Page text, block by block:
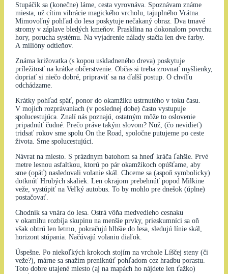
Stupáčik sa (konečne) láme, cesta vyrovnáva. Spoznávam známe
miesta, už cítim vibrácie magického vrcholu, tajuplného Vrátna.
Mimovoľný pohľad do lesa poskytuje nečakaný obraz. Dva tmavé
stromy v záplave bledých kmeňov. Prasklina na dokonalom povrchu
hory, porucha systému. Na vyjadrenie nálady stačia len dve farby.
A milióny odtieňov.
Známa križovatka (s kopou uskladneného dreva) poskytuje
príležitosť na krátke občerstvenie. Občas si treba zrovnať myšlienky,
dopriať si niečo dobré, pripraviť sa na ďalší postup. O chvíľu
odchádzame.
Krátky pohľad späť, ponor do okamžiku ustrnutého v toku času.
V mojich rozprávaniach (v poslednej dobe) často vystupuje
spolucestujúca. Znalí nás poznajú, ostatným môže to oslovenie
pripadnúť čudné. Prečo práve takým slovom? Nuž, (čo nevidieť)
tridsať rokov sme spolu On the Road, spoločne putujeme po ceste
života. Sme spolucestujúci.
Návrat na miesto. S prázdnym batohom sa hneď kráča ľahšie. Prvé
metre lesnou asfaltkou, ktorú po pár okamžikoch opúšťame, aby
sme (opäť) nasledovali volanie skál. Chceme sa (aspoň symbolicky)
dotknúť Hrubých skaliek. Len okrajom prebehnúť popod Milkine
veže, vystúpiť na Veľký autobus. To by mohlo pre dnešok (úplne)
postačovať.
Chodník sa vnára do lesa. Ostrá vôňa medvedieho cesnaku
v okamihu rozbíja skupinu na menšie prvky, prieskumníci sa oň
však obtrú len letmo, pokračujú hlbšie do lesa, sledujú línie skál,
horizont stúpania. Načúvajú volaniu diaľok.
Úspešne. Po niekoľkých krokoch stojím na vrchole Líščej steny (či
veže?), márne sa snažím preniknúť pohľadom cez hradbu porastu.
Toto dobre utajené miesto (aj na mapách ho nájdete len ťažko)